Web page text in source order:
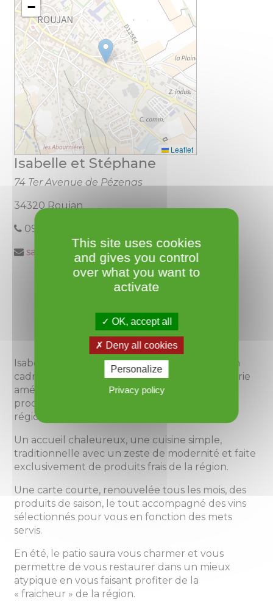
−
Leaflet
Isabelle et Stéphane
74 Ter Avenue de Pézenas
34320 Roujan
09.84.57.25.77
sarlloubaralet@gmail.com
Restaurant Lou Baralet
Bien manger, un plaisiràpartager
Isabelle et Stéphane vous accueillent dans un
cadre authentique, une ancienne vigneronnerie
aménagée en un joli endroit cosy, calme et
proche des différents sites touristiques de la
région des Avants-Monts.
Un accueil chaleureux, une cuisine simple,
traditionnelle avec un zeste de modernité et faite
exclusivement de produits frais de la région.
Une carte courte, renouvelée tous les mois, des
produits de saison, le tout accompagné des vins
sélectionnés pour vous en fonction des mets
servis.
En été, le patio saura vous charmer et vous
permettre de vous restaurer dans un mieux
atypique en vous faisant profiter de la
« fraicheur » de la région.
This site uses cookies
and gives you control
over what you want to
activate
OK, accept all
Deny all cookies
Personalize
Privacy policy